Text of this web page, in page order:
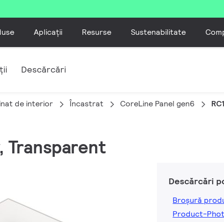
Aplicații Resurse Sustenabilitate
Descărcări
de interior Încastrat CoreLine Panel gen6
Transparent
Descărcări
Broșură
Product-